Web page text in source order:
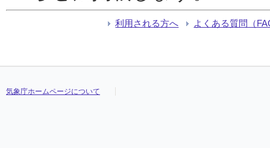
利用される方へ よくある質問（
気象庁ホームページについて